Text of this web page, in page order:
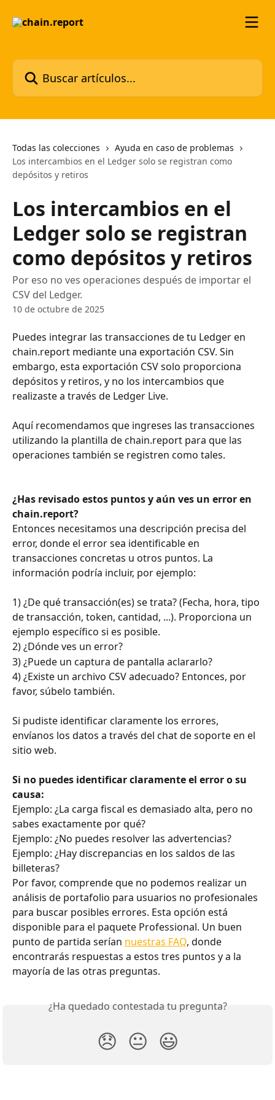
Buscar artículos...
Todas las colecciones
Ayuda en caso de problemas
Los intercambios en el Ledger solo se registran como
depósitos y retiros
Los intercambios en el
Ledger solo se registran
como depósitos y retiros
Por eso no ves operaciones después de importar el
CSV del Ledger.
10 de octubre de 2025
Puedes integrar las transacciones de tu Ledger en
chain.report mediante una exportación CSV. Sin
embargo, esta exportación CSV solo proporciona
depósitos y retiros, y no los intercambios que
realizaste a través de Ledger Live.
Aquí recomendamos que ingreses las transacciones
utilizando la plantilla de chain.report para que las
operaciones también se registren como tales.
¿Has revisado estos puntos y aún ves un error en
chain.report?
Entonces necesitamos una descripción precisa del
error, donde el error sea identificable en
transacciones concretas u otros puntos. La
información podría incluir, por ejemplo:
﻿1) ¿De qué transacción(es) se trata? (Fecha, hora, tipo
de transacción, token, cantidad, ...). Proporciona un
ejemplo específico si es posible.
2) ¿Dónde ves un error?
3) ¿Puede un captura de pantalla aclararlo?
4) ¿Existe un archivo CSV adecuado? Entonces, por
favor, súbelo también.
Si pudiste identificar claramente los errores,
envíanos los datos a través del chat de soporte en el
sitio web.
Si no puedes identificar claramente el error o su
causa:
Ejemplo: ¿La carga fiscal es demasiado alta, pero no
sabes exactamente por qué?
Ejemplo: ¿No puedes resolver las advertencias?
Ejemplo: ¿Hay discrepancias en los saldos de las
billeteras?
Por favor, comprende que no podemos realizar un
análisis de portafolio para usuarios no profesionales
para buscar posibles errores. Esta opción está
disponible para el paquete Professional. Un buen
punto de partida serían nuestras FAQ, donde
encontrarás respuestas a estos tres puntos y a la
mayoría de las otras preguntas.
¿Ha quedado contestada tu pregunta?
😞 😐 😃